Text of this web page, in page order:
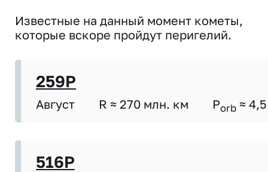
Известные на данный момент кометы,
которые вскоре пройдут перигелий.
259P
Август R ≈ 270 млн. км Porb ≈ 4,5
516P